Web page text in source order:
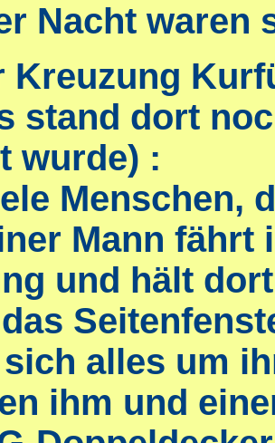
Nacht waren
Kreuzung
stand dort
wurde) :
Menschen,
Mann fährt
und hält
alles um
ihm und